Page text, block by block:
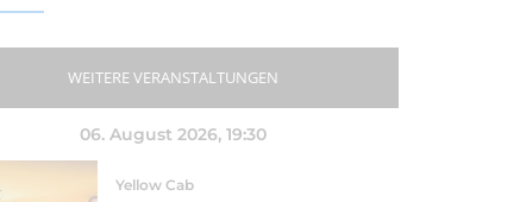
WEITERE VERANSTALTUNGEN
06. August 2026, 19:30
Yellow Cab